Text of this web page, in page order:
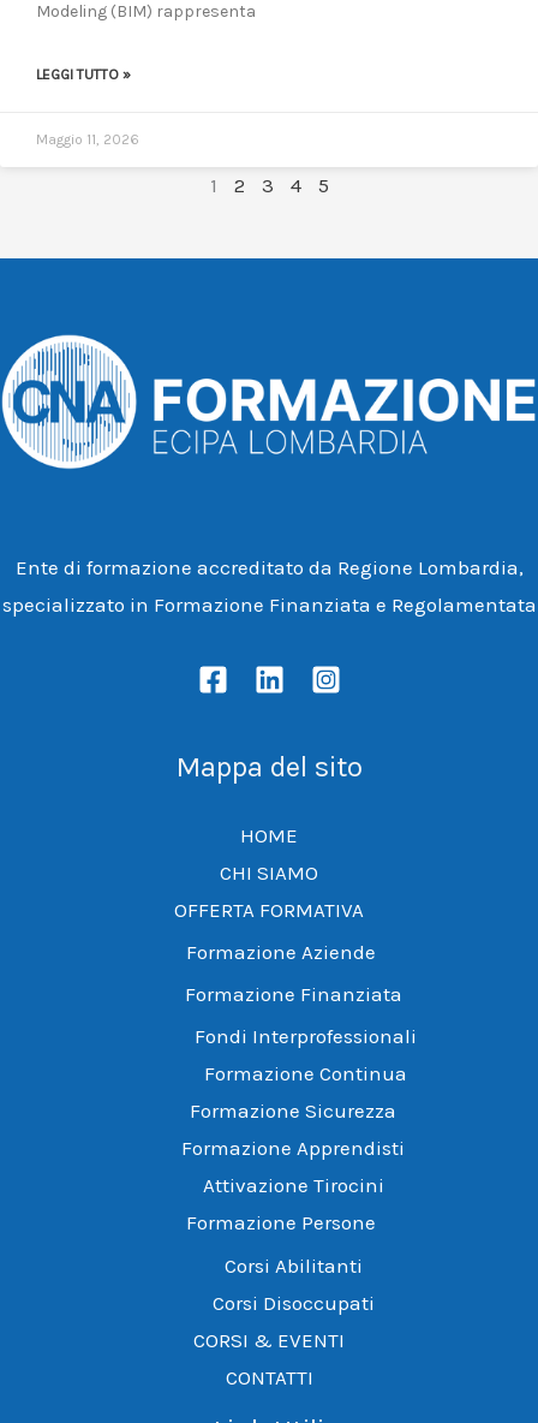
Modeling (BIM) rappresenta
LEGGI TUTTO »
Maggio 11, 2026
1 2 3 4 5
Ente di formazione accreditato da Regione Lombardia,
specializzato in Formazione Finanziata e Regolamentata
Mappa del sito
HOME
CHI SIAMO
OFFERTA FORMATIVA
Formazione Aziende
Formazione Finanziata
Fondi Interprofessionali
Formazione Continua
Formazione Sicurezza
Formazione Apprendisti
Attivazione Tirocini
Formazione Persone
Corsi Abilitanti
Corsi Disoccupati
CORSI & EVENTI
CONTATTI